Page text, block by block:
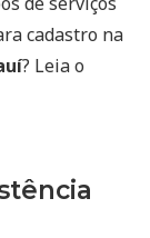
cadastro na
? Leia o